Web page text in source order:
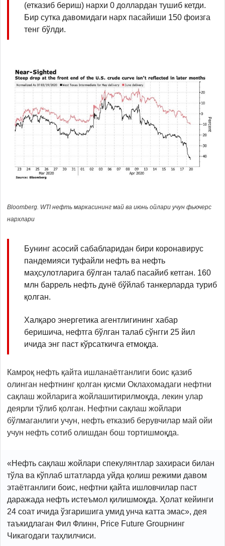
(етказиб бериш) нархи 0 доллардан тушиб кетди.
Бир сутка давомидаги нарх пасайиши 150 фоизга
тенг бўлди.
Bloomberg. WTI нефть маркасининг май ва июнь ойлари учун фьючерс
нархлари
Бунинг асосий сабабларидан бири коронавирус
пандемияси туфайли нефть ва нефть
маҳсулотларига бўлган талаб пасайиб кетган. 160
млн баррель нефть дунё бўйлаб танкерларда туриб
қолган.
Халқаро энергетика агентлигининг хабар
беришича, нефтга бўлган талаб сўнгги 25 йил
ичида энг паст кўрсаткичга етмоқда.
Камроқ нефть қайта ишланаётганлиги боис қазиб
олинган нефтнинг қолган қисми Оклахомадаги нефтни
сақлаш жойларига жойлашитирилмоқда, лекин улар
деярли тўлиб қолган. Нефтни сақлаш жойлари
бўлмаганлиги учун, нефть етказиб берувчилар май ойи
учун нефть сотиб олишдан бош тортишмоқда.
«Нефть сақлаш жойлари спекулянтлар захираси билан
тўла ва кўплаб штатларда уйда қолиш режими давом
этаётганлиги боис, нефтни қайта ишловчилар паст
даражада нефть истеъмол қилишмоқда. Ҳолат кейинги
24 соат ичида ўзгаришига умид унча катта эмас», дея
таъкидлаган Фил Флинн, Price Future Groupнинг
Чикагодаги таҳлилчиси.